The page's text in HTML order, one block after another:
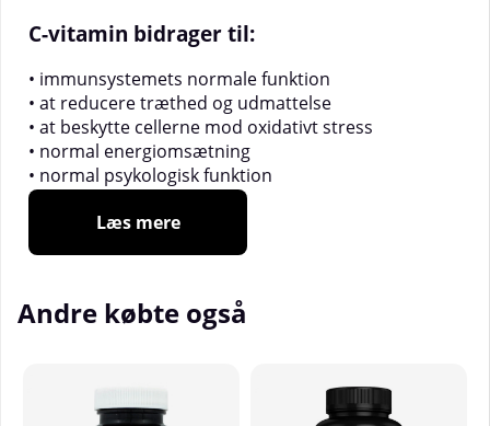
C-vitamin bidrager til:
• immunsystemets normale funktion
• at reducere træthed og udmattelse
• at beskytte cellerne mod oxidativt stress
• normal energiomsætning
• normal psykologisk funktion
• øget optagelse af jern
Antal doser pr. pakke: 60 stk.
valgfri drik. (Tabletten er rilleskåret og kan deles
efter behov.)
Læs mere
Andre købte også